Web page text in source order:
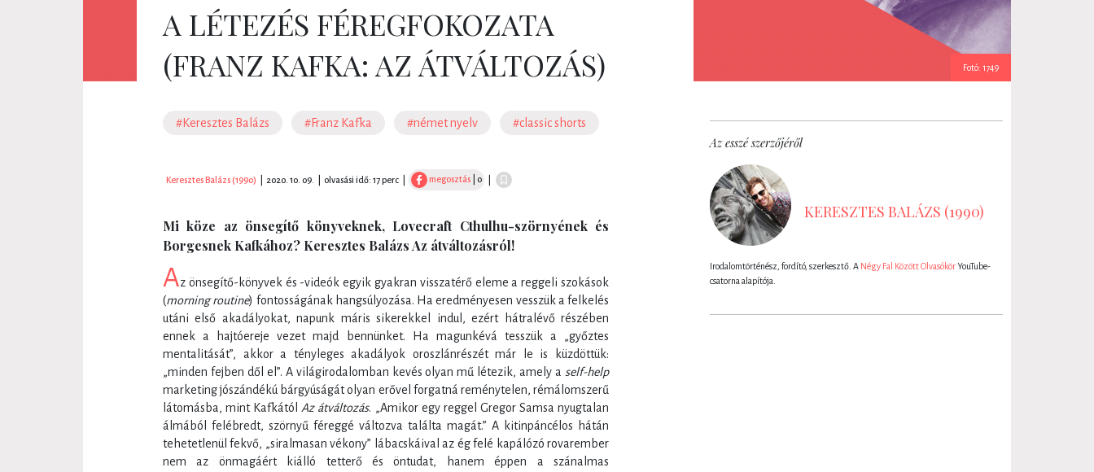
Fotó: 1749
A LÉTEZÉS FÉREGFOKOZATA
(FRANZ KAFKA: AZ ÁTVÁLTOZÁS)
#Keresztes Balázs #Franz Kafka #német nyelv #classic shorts
Keresztes Balázs (1990) 2020. 10. 09. olvasási idő: 17 perc megosztás | 0
Mi köze az önsegítő könyveknek, Lovecraft Cthulhu-szörnyének és
Borgesnek Kafkához? Keresztes Balázs Az átváltozásról!
Az önsegítő-könyvek és -videók egyik gyakran visszatérő eleme a reggeli szokások
(morning routine) fontosságának hangsúlyozása. Ha eredményesen vesszük a felkelés
utáni első akadályokat, napunk máris sikerekkel indul, ezért hátralévő részében
ennek a hajtóereje vezet majd bennünket. Ha magunkévá tesszük a „győztes
mentalitását”, akkor a tényleges akadályok oroszlánrészét már le is küzdöttük:
„minden fejben dől el”. A világirodalomban kevés olyan mű létezik, amely a self-help
marketing jószándékú bárgyúságát olyan erővel forgatná reménytelen, rémálomszerű
látomásba, mint KafkátólAz átváltozás. „Amikor egy reggel Gregor Samsa nyugtalan
álmából felébredt, szörnyű féreggé változva találta magát.” A kitinpáncélos hátán
tehetetlenül fekvő, „siralmasan vékony” lábacskáival az ég felé kapálózó rovarember
nem az önmagáért kiálló tetterő és öntudat, hanem éppen a szánalmas
Az esszé szerzőjéről
KERESZTES BALÁZS (1990)
Irodalomtörténész, fordító, szerkesztő. A Négy Fal Között OlvasókörYouTube-
csatorna alapítója.